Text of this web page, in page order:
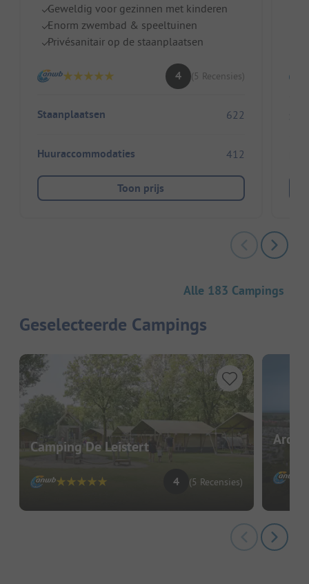
Geweldig voor gezinnen met kinderen
Enorm zwembad & speeltuinen
Privésanitair op de staanplaatsen
4 (5 Recensies)
Staanplaatsen 622
Huuraccommodaties 412
Toon prijs
Alle 183 Campings
Geselecteerde Campings
Camping De Leistert
4 (5 Recensies)